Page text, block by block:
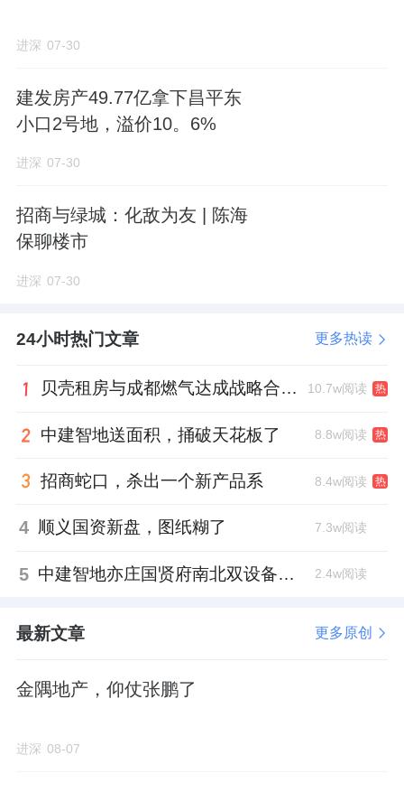
龙樾璟序所在石景山黄庄村地块成交于5月28
日，由城建发展
项目包含2幅子地块，其中1622-002地块为居
包括6.59万㎡的住宅，以及0.17万㎡配套设
与昌平东小口正在热销的龙樾海序算是同期入
于5月18日，注册资本5000万元。
事，宋本有担任项目总经理。
楼栋排布
进深 07-30
建发房产49.77亿拿下昌平东
小口2号地，溢价10。6%
进深 07-30
招商与绿城：化敌为友 | 陈海
保聊楼市
进深 07-30
24小时热门文章 更多热读
贝壳租房与成都燃气达成战略合作 打通安全巡检“最后一米” 10.7w阅读 热
中建智地送面积，捅破天花板了 8.8w阅读 热
招商蛇口，杀出一个新产品系 8.4w阅读 热
4 顺义国资新盘，图纸糊了 7.3w阅读
5 中建智地亦庄国贤府南北双设备平台，得房率创区域新高 2.4w阅读
最新文章 更多原创
金隅地产，仰仗张鹏了
进深 08-07